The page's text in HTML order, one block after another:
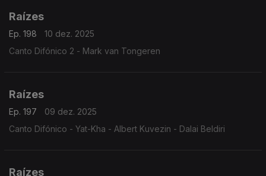
Raízes
Ep. 198
10 dez. 2025
Canto Difónico 2 - Mark van Tongeren
Raízes
Ep. 197
09 dez. 2025
Canto Difónico - Yat-Kha - Albert Kuvezin - Dalai Beldiri
Raízes